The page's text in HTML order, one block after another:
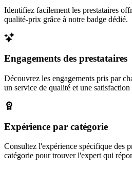
Identifiez facilement les prestataires
qualité-prix grâce à notre badge dédié.
Engagements des prestataires
Découvrez les engagements pris par
un service de qualité et une
Expérience par catégorie
Consultez l'expérience spécifique des
catégorie pour trouver l'expert qui